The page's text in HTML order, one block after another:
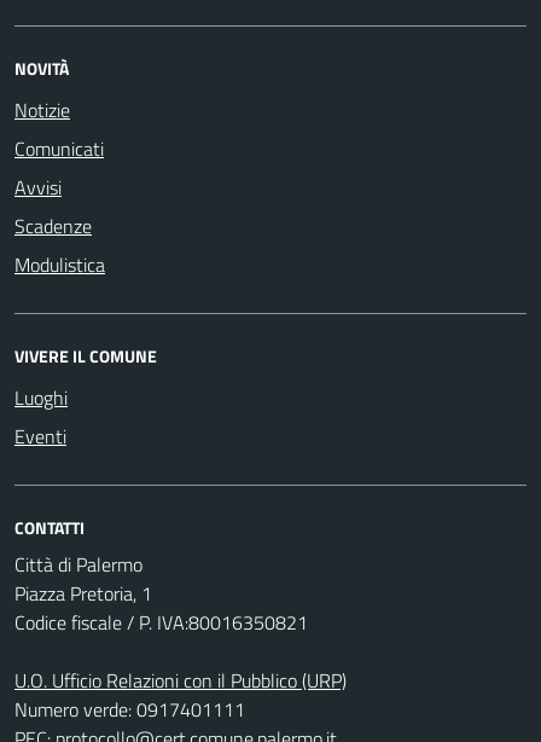
NOVITÀ
Notizie
Comunicati
Avvisi
Scadenze
Modulistica
VIVERE IL COMUNE
Luoghi
Eventi
CONTATTI
Città di Palermo
Piazza Pretoria, 1
Codice fiscale / P. IVA:80016350821
U.O. Ufficio Relazioni con il Pubblico (URP)
Numero verde: 0917401111